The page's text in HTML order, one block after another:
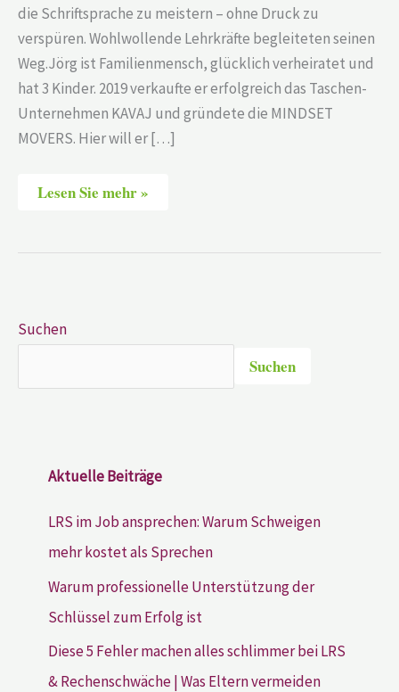
die Schriftsprache zu meistern – ohne Druck zu
verspüren. Wohlwollende Lehrkräfte begleiteten seinen
Weg.Jörg ist Familienmensch, glücklich verheiratet und
hat 3 Kinder. 2019 verkaufte er erfolgreich das Taschen-
Unternehmen KAVAJ und gründete die MINDSET
MOVERS. Hier will er […]
Lesen Sie mehr »
Suchen
Suchen
Aktuelle Beiträge
LRS im Job ansprechen: Warum Schweigen
mehr kostet als Sprechen
Warum professionelle Unterstützung der
Schlüssel zum Erfolg ist
Diese 5 Fehler machen alles schlimmer bei LRS
& Rechenschwäche | Was Eltern vermeiden